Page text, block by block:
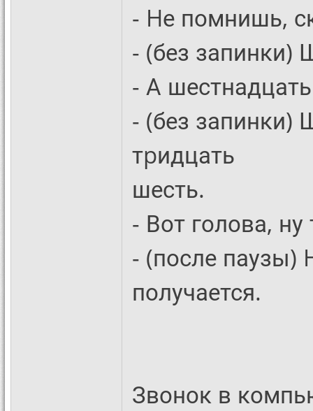
- Hе помнишь,
- (без запинки)
- А
- (без запинки)
тpидцать
шесть.
- Вот голова,
- (после паузы)
получается.
Звонок в